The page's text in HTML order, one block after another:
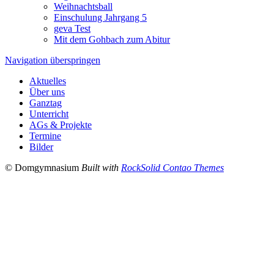
Weihnachtsball
Einschulung Jahrgang 5
geva Test
Mit dem Gohbach zum Abitur
Navigation überspringen
Aktuelles
Über uns
Ganztag
Unterricht
AGs & Projekte
Termine
Bilder
© Domgymnasium Built with RockSolid Contao Themes